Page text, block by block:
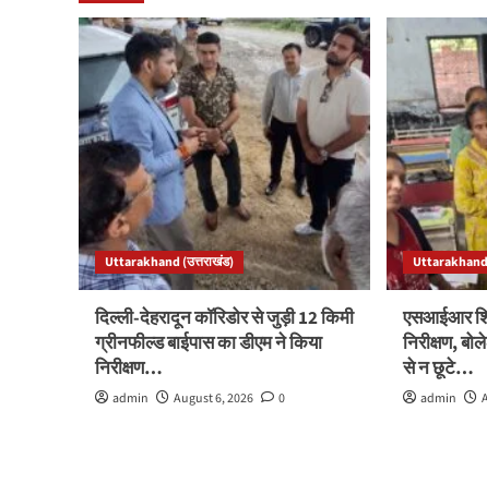
Uttarakhand (उत्तराखंड)
दिल्ली-देहरादून कॉरिडोर से जुड़ी 12 किमी
ग्रीनफील्ड बाईपास का डीएम ने किया
निरीक्षण…
admin August 6, 2026 0
Uttarakhand
एसआईआर
निरीक्षण,
से न छूटे…
admin